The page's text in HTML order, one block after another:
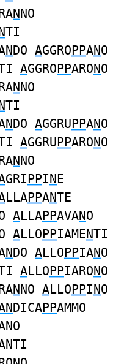
NNO
TI
NDO AGGROPPANO
AGGROPPARONO
NNO
TI
NDO AGGRUPPANO
AGGRUPPARONO
NNO
GRIPPINE
LLAPPANTE
ALLAPPAVANO
ALLOPPIAMENTI
NDO ALLOPPIANO
ALLOPPIARONO
NNO ALLOPPINO
DICAPPAMMO